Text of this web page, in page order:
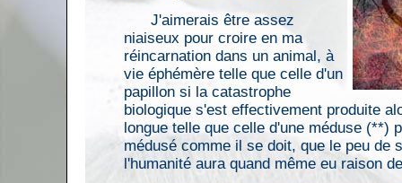
J'aimerais être assez
niaiseux pour croire en ma
réincarnation dans un animal, à
vie éphémère telle que celle d'un
papillon si la catastrophe
biologique s'est effectivement produite
longue telle que celle d'une méduse (**)
médusé comme il se doit, que le peu de
l'humanité aura quand même eu raison